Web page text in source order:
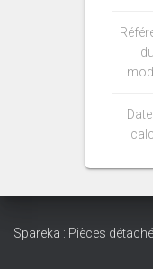
du
Spareka : Pièces